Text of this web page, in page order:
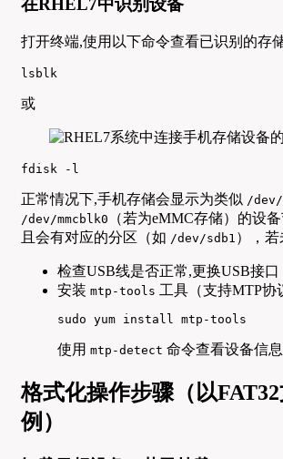
打开终端,使用以下命令查看已识别的存
lsblk
或
fdisk -l
正常情况下,手机存储会显示为类似 /dev/
/dev/mmcblk0 （若为eMMC存储）的设
且会有对应的分区（如 /dev/sdb1 ），若
检查USB线是否正常,更换USB接口
安装 mtp-tools 工具（支持MTP协
sudo yum install mtp-tools
使用 mtp-detect 命令查看设备信息
格式化操作步骤（以
例）